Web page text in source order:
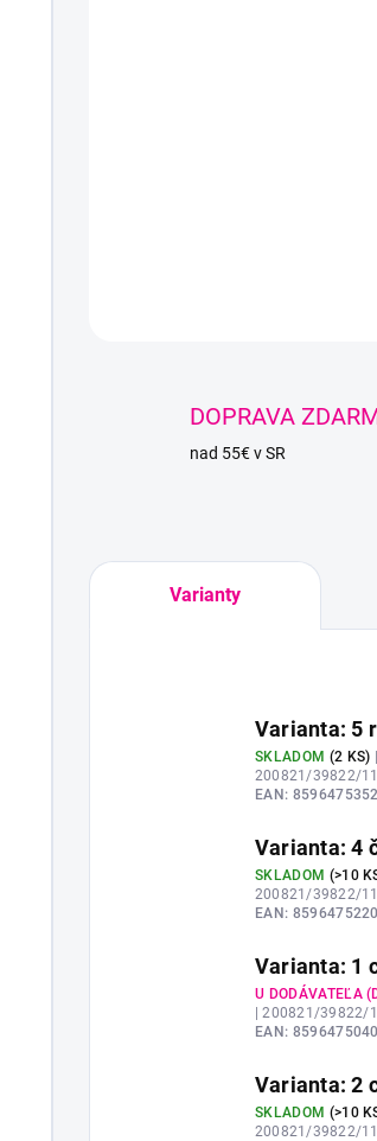
DOPRAVA
nad 55€ v SR
Varianty
Varianta: 5
SKLADOM (2 KS)
200821/39822/
EAN:
Varianta: 4
SKLADOM (>10
200821/39822/
EAN:
Varianta: 1
U DODÁVATEĽA
| 200821/39822/
EAN:
Varianta: 2
SKLADOM (>10
200821/39822/